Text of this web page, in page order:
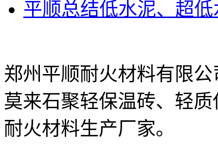
平顺总结低水泥、超
郑州平顺耐火材料有限
莫来石聚轻保温砖、轻
耐火材料生产厂家。